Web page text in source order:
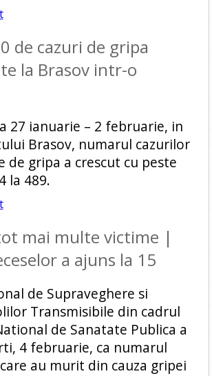
de cazuri de gripa
la Brasov intr-o
27 ianuarie – 2 februarie, in
Brasov, numarul cazurilor
de gripa a crescut cu peste
la 489.
mai multe victime |
a ajuns la 15
de Supraveghere si
Transmisibile din cadrul
de Sanatate Publica a
4 februarie, ca numarul
au murit din cauza gripei